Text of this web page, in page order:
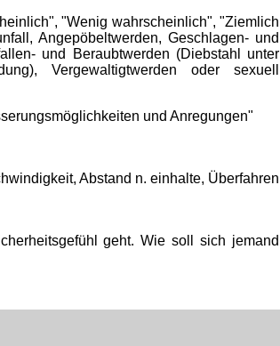
"Wenig wahrscheinlich", "Ziemlich
Angepöbeltwerden, Geschlagen- und
und Beraubtwerden (Diebstahl unter
Vergewaltigtwerden oder sexuell
und Anregungen"
Abstand n. einhalte, Überfahren
geht. Wie soll sich jemand